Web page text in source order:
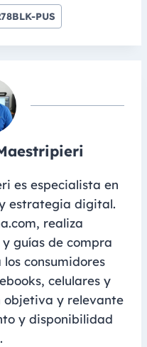
PUS
es especialista en
estrategia digital.
realiza
guías de compra
consumidores
celulares y
objetiva y relevante
y disponibilidad